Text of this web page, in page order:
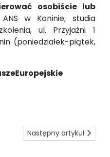
osobiście lub
w Koninie, studia
ul. Przyjaźni 1
(poniedziałek-piątek,
Następny artykuł:
Następny artykuł